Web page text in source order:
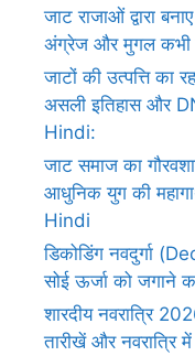
जाट राजाओं द्वारा
अंग्रेज और मुगल कभी
जाटों की उत्पत्ति का
असली इतिहास और
Hindi:
जाट समाज का
आधुनिक युग की
Hindi
डिकोडिंग नवदुर्गा
सोई ऊर्जा को जगाने
शारदीय नवरात्रि
तारीखें और